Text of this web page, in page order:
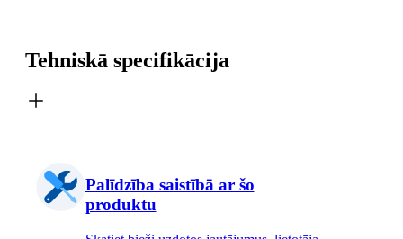
Tehniskā specifikācija
Palīdzība saistībā ar šo
produktu